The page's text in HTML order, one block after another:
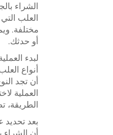
الشراء
العلب
مختلفة.
أو حدثك.
لبدء
أنواع
أن تجد
العملية
الطريقة،
بعد
أن